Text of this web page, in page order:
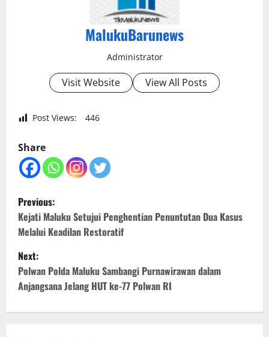
MalukuBarunews
Administrator
Visit Website View All Posts
Post Views: 446
Share
P
o
s
t
n
Previous:
Kejati Maluku Setujui Penghentian Penuntutan Dua Kasus
Melalui Keadilan Restoratif
Next:
Polwan Polda Maluku Sambangi Purnawirawan dalam
Anjangsana Jelang HUT ke-77 Polwan RI